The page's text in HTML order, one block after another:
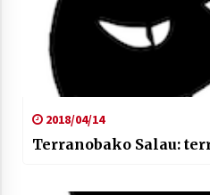
2018/04/14
Terranobako Salau: